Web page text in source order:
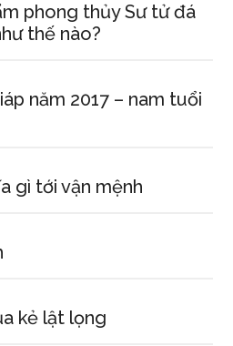
phong thủy Sư tử đá
thế nào?
năm 2017 – nam tuổi
gì tới vận mệnh
kẻ lật lọng